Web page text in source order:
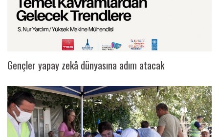
Gençler yapay zekâ dünyasına adım atacak